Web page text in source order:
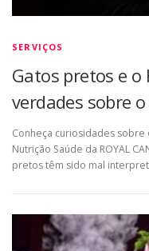
SERVIÇOS
Gatos pretos e
verdades sobre
Conheça curiosidades
Nutrição Saúde da ROYAL
pretos têm sido mal